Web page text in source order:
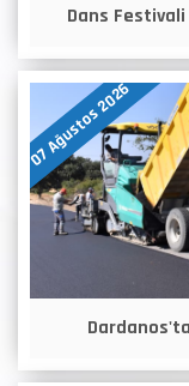
Dans Festivali
07 Ağustos 2026